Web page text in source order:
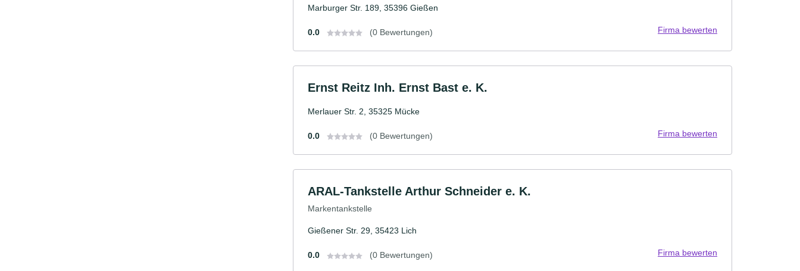
Marburger Str. 189, 35396 Gießen
0.0 (0 Bewertungen) Firma bewerten
Ernst Reitz Inh. Ernst Bast e. K.
Merlauer Str. 2, 35325 Mücke
0.0 (0 Bewertungen) Firma bewerten
ARAL-Tankstelle Arthur Schneider e. K.
Markentankstelle
Gießener Str. 29, 35423 Lich
0.0 (0 Bewertungen) Firma bewerten